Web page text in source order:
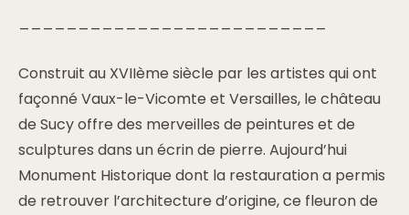
Construit au XVIIème siècle par les artistes qui ont
façonné Vaux-le-Vicomte et Versailles, le château
de Sucy offre des merveilles de peintures et de
sculptures dans un écrin de pierre. Aujourd’hui
Monument Historique dont la restauration a permis
de retrouver l’architecture d’origine, ce fleuron de